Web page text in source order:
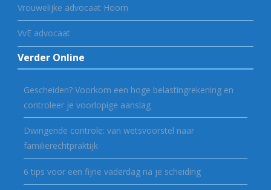
Vrouwelijke advocaat Hoorn
VvE advocaat
Verder Online
Gescheiden? Voorkom een hoge belastingrekening en
controleer je voorlopige aanslag
Dwingende controle: van wetsvoorstel naar
familierechtpraktijk
6 tips voor een fijne vaderdag na je scheiding